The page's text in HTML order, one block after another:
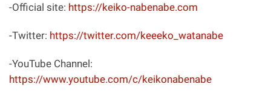
-Official site: https://keiko-nabenabe.com
-Twitter: https://twitter.com/keeeko_watanabe
-YouTube Channel:
https://www.youtube.com/c/keikonabenabe